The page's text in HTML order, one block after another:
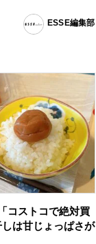
ESSE編集部
コストコで絶対買
は甘じょっぱさが